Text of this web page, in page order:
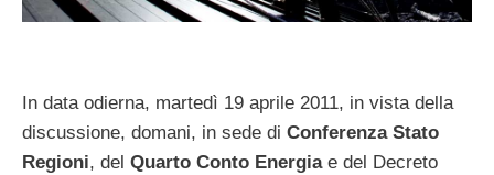
In data odierna, martedì 19 aprile 2011, in vista della
discussione, domani, in sede di Conferenza Stato
Regioni, del Quarto Conto Energia e del Decreto